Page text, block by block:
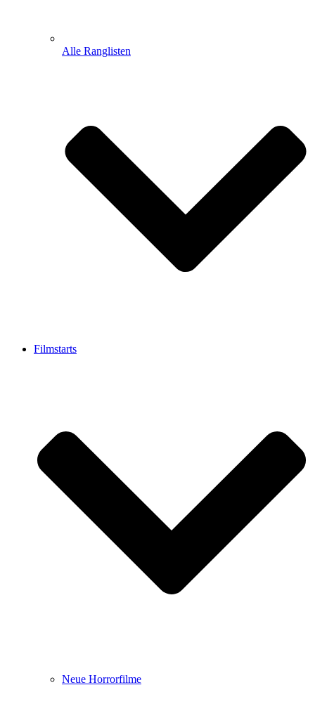
Alle Ranglisten
Filmstarts
Neue Horrorfilme